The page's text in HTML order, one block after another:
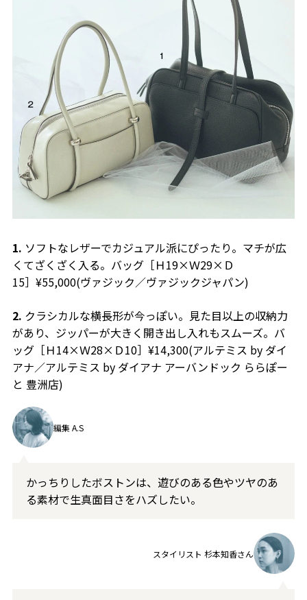
1. ソフトなレザーでカジュアル派にぴったり。マチが広
くてざくざく入る。バッグ［Ｈ19×Ｗ29×Ｄ
15］¥55,000(ヴァジック／ヴァジックジャパン)
2. クラシカルな横長形が今っぽい。見た目以上の収納力
があり、ジッパーが大きく開き出し入れもスムーズ。バ
ッグ［Ｈ14×Ｗ28×Ｄ10］¥14,300(アルテミス by ダイ
アナ／アルテミス by ダイアナ アーバンドック ららぽー
と 豊洲店)
編集 A.S
かっちりしたボストンは、遊びのある色やツヤのあ
る素材で生真面目さをハズしたい。
スタイリスト 杉本知香さん